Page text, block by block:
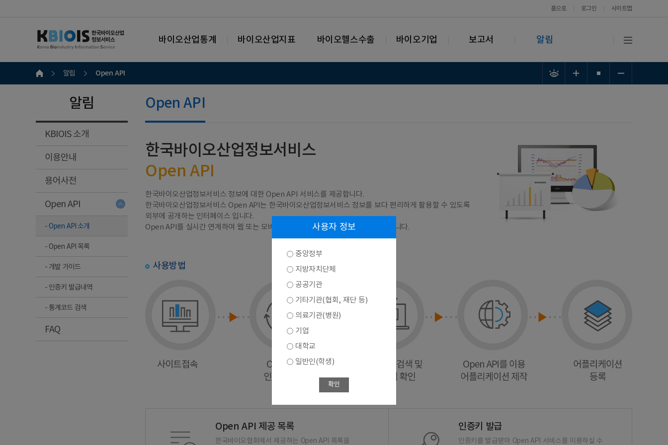
홈으로 로그인 사이트맵
바이오산업통계 바이오산업지표 바이오헬스수출 바이오기업 보고서 알림
알림 Open API
알림
KBIOIS 소개
이용안내
용어사전
Open API
- Open API 소개
- Open API 목록
- 개발 가이드
- 인증키 발급내역
- 통계코드 검색
FAQ
Open API
한국바이오산업정보서비스
Open API
한국바이오산업정보서비스 정보에 대한 Open API 서비스를 제공합니다.
한국바이오산업정보서비스 Open API는 한국바이오산업정보서비스 정보를 보다 편리하게 활용할 수 있도록
외부에 공개하는 인터페이스 입니다.
Open API를 실시간 연계하여 웹 또는 모바일 앱 등으로 다양하게 활용하실 수 있습니다.
사용방법
Open API 제공 목록
한국바이오협회에서 제공하는 Open API 목록을
인증키 발급
인증키를 발급받아 Open API 서비스를 이용하실 수
사용자 정보
중앙정부
지방자치단체
공공기관
기타기관(협회, 재단 등)
의료기관(병원)
기업
대학교
일반인(학생)
확인